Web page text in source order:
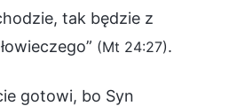
tak będzie z
(Mt 24:27).
gotowi, bo Syn